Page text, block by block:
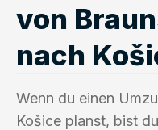
von
nach
Wenn du einen
Košice planst, bist